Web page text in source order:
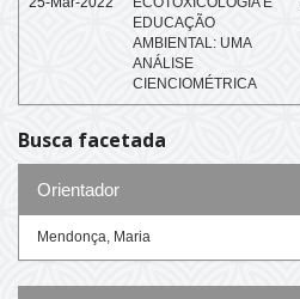
EDUCAÇÃO
AMBIENTAL: UMA
ANÁLISE
CIENCIOMÉTRICA
Busca facetada
Orientador
Mendonça, Maria